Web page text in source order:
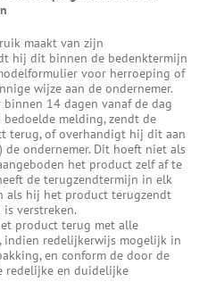
maakt van zijn
hij dit binnen de bedenktermijn
voor herroeping of
wijze aan de ondernemer.
binnen 14 dagen vanaf de dag
melding, zendt de
terug, of overhandigt hij dit aan
de ondernemer. Dit hoeft niet als
het product zelf af te
de terugzendtermijn in elk
als hij het product terugzendt
verstreken.
product terug met alle
indien redelijkerwijs mogelijk in
en conform de door de
redelijke en duidelijke